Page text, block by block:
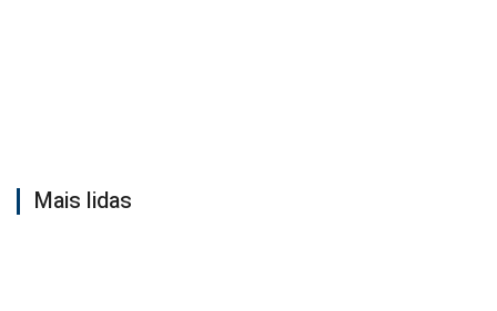
Mais lidas